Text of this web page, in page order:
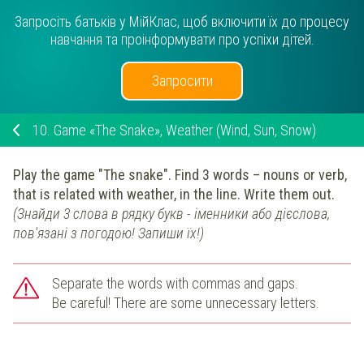
Запросіть батьків у МійКлас, щоб включити їх до процесу
навчання та проінформувати про успіхи дітей.
Запросити
10. Game «The Snake», Weather (Wind, Sun, Snow)
Play the game "The snake". Find 3 words – nouns or verb,
that is related with weather, in the line. Write them out.
(Знайди 3 слова в рядку букв - іменники або дієслова,
пов'язані з погодою! Запиши їх!)
Separate the words with commas and gaps.
Be careful! There are some unnecessary letters.